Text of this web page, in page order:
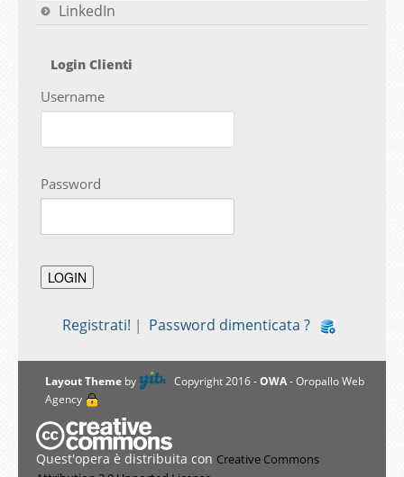
LinkedIn
Login Clienti
Username
Password
Registrati! | Password dimenticata ?
Layout Themeby Copyright 2016 -OWA- Oropallo Web
Agency
Quest'opera è distribuita con Creative Commons